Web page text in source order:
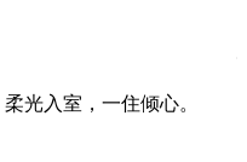
光入室，一住倾心。